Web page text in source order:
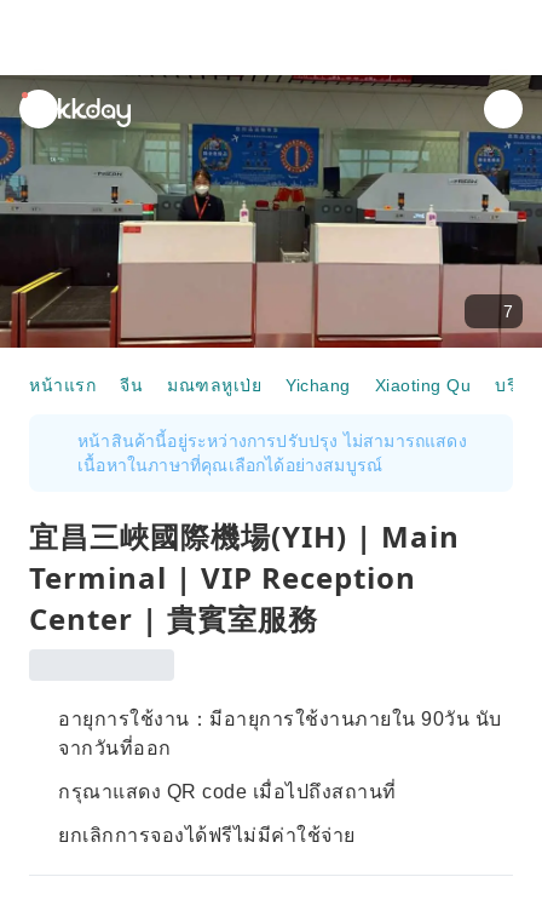
unread
notifications
7
หน้าแรก จีน มณฑลหูเป่ย Yichang Xiaoting Qu บริกา
หน้าสินค้านี้อยู่ระหว่างการปรับปรุง ไม่สามารถแสดง
เนื้อหาในภาษาที่คุณเลือกได้อย่างสมบูรณ์
宜昌三峽國際機場(YIH) | Main
Terminal | VIP Reception
Center | 貴賓室服務
อายุการใช้งาน：มีอายุการใช้งานภายใน 90วัน นับ
จากวันที่ออก
กรุณาแสดง QR code เมื่อไปถึงสถานที่
ยกเลิกการจองได้ฟรีไม่มีค่าใช้จ่าย